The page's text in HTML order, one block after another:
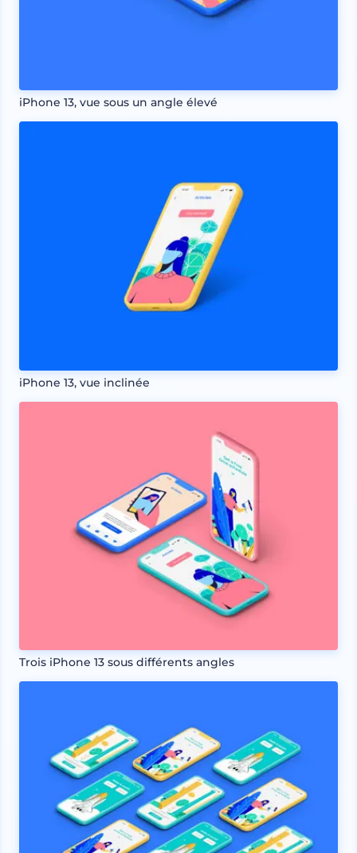
iPhone 13, vue sous un angle élevé
iPhone 13, vue inclinée
Trois iPhone 13 sous différents angles